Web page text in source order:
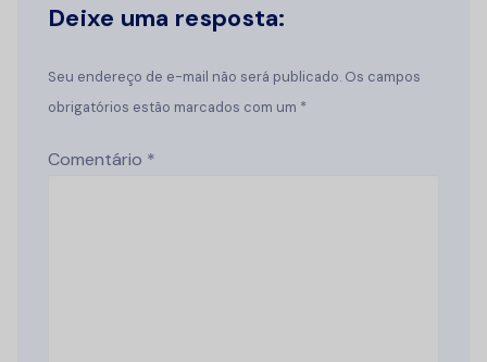
Deixe uma resposta:
Seu endereço de e-mail não será publicado. Os campos
obrigatórios estão marcados com um *
Comentário *